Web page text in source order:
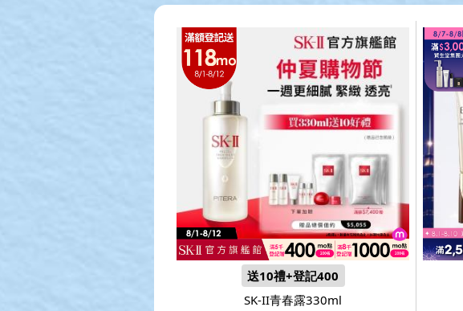
送10禮+登記400
SK-II青春露330ml